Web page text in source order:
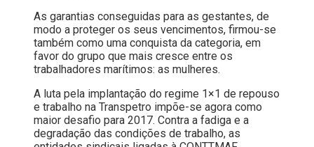
As garantias conseguidas para as gestantes, de
modo a proteger os seus vencimentos, firmou-se
também como uma conquista da categoria, em
favor do grupo que mais cresce entre os
trabalhadores marítimos: as mulheres.
A luta pela implantação do regime 1×1 de repouso
e trabalho na Transpetro impõe-se agora como
maior desafio para 2017. Contra a fadiga e a
degradação das condições de trabalho, as